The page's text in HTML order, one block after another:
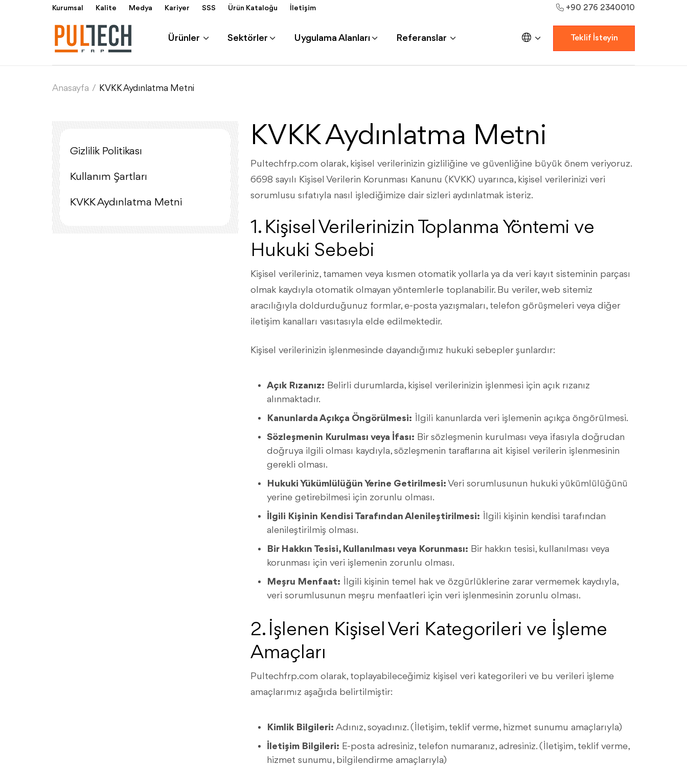
Kurumsal Kalite Medya Kariyer SSS Ürün Kataloğu İletişim +90 276 2340010
Teklif İsteyin
Ürünler Sektörler Uygulama Alanları Referanslar
Anasayfa / KVKK Aydınlatma Metni
Gizlilik Politikası
Kullanım Şartları
KVKK Aydınlatma Metni
KVKK Aydınlatma Metni
Pultechfrp.com olarak, kişisel verilerinizin gizliliğine ve güvenliğine büyük önem veriyoruz.
6698 sayılı Kişisel Verilerin Korunması Kanunu (KVKK) uyarınca, kişisel verilerinizi veri
sorumlusu sıfatıyla nasıl işlediğimize dair sizleri aydınlatmak isteriz.
1. Kişisel Verilerinizin Toplanma Yöntemi ve
Hukuki Sebebi
Kişisel verileriniz, tamamen veya kısmen otomatik yollarla ya da veri kayıt sisteminin parçası
olmak kaydıyla otomatik olmayan yöntemlerle toplanabilir. Bu veriler, web sitemiz
aracılığıyla doldurduğunuz formlar, e-posta yazışmaları, telefon görüşmeleri veya diğer
iletişim kanalları vasıtasıyla elde edilmektedir.
Kişisel verilerinizin işlenmesinde dayandığımız hukuki sebepler şunlardır:
Açık Rızanız: Belirli durumlarda, kişisel verilerinizin işlenmesi için açık rızanız
alınmaktadır.
Kanunlarda Açıkça Öngörülmesi: İlgili kanunlarda veri işlemenin açıkça öngörülmesi.
Sözleşmenin Kurulması veya İfası: Bir sözleşmenin kurulması veya ifasıyla doğrudan
doğruya ilgili olması kaydıyla, sözleşmenin taraflarına ait kişisel verilerin işlenmesinin
gerekli olması.
Hukuki Yükümlülüğün Yerine Getirilmesi: Veri sorumlusunun hukuki yükümlülüğünü
yerine getirebilmesi için zorunlu olması.
İlgili Kişinin Kendisi Tarafından Alenileştirilmesi: İlgili kişinin kendisi tarafından
alenileştirilmiş olması.
Bir Hakkın Tesisi, Kullanılması veya Korunması: Bir hakkın tesisi, kullanılması veya
korunması için veri işlemenin zorunlu olması.
Meşru Menfaat: İlgili kişinin temel hak ve özgürlüklerine zarar vermemek kaydıyla,
veri sorumlusunun meşru menfaatleri için veri işlenmesinin zorunlu olması.
2. İşlenen Kişisel Veri Kategorileri ve İşleme
Amaçları
Pultechfrp.com olarak, toplayabileceğimiz kişisel veri kategorileri ve bu verileri işleme
amaçlarımız aşağıda belirtilmiştir:
Kimlik Bilgileri: Adınız, soyadınız. (İletişim, teklif verme, hizmet sunumu amaçlarıyla)
İletişim Bilgileri: E-posta adresiniz, telefon numaranız, adresiniz. (İletişim, teklif verme,
hizmet sunumu, bilgilendirme amaçlarıyla)